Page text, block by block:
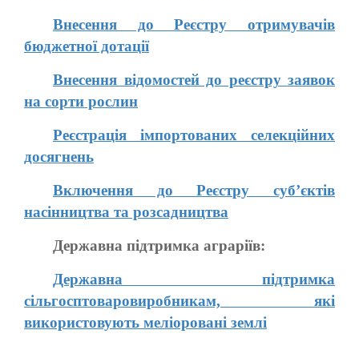
Внесення до Реєстру отримувачів
бюджетної дотації
Внесення відомостей до реєстру заявок
на сорти рослин
Реєстрація імпортованих селекційних
досягнень
Включення до Реєстру суб’єктів
насінництва та розсадництва
Державна підтримка аграріїв:
Державна підтримка
сільгосптоваровиробникам, які
використовують меліоровані землі